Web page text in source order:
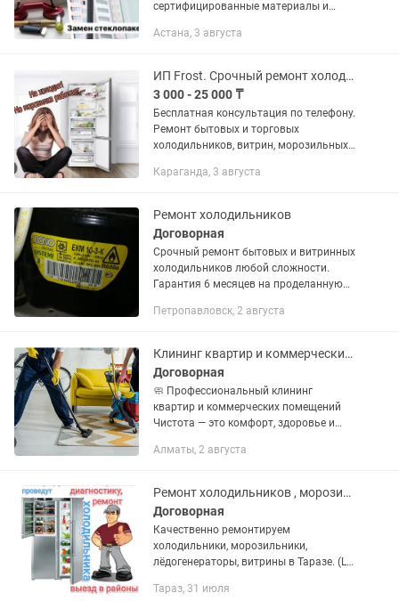
сертифицированные материалы и
герметичность, тепло- и
подход к каждому заказу •Сроки...
Астана, 3 августа
ИП Frost. Срочный ремонт холодильников любой сложности на дому. Гарантия.
3 000 - 25 000 ₸
Бесплатная консультация по телефону.
Ремонт бытовых и торговых
холодильников, витрин, морозильных
день подачи заявки. Быстро и
Караганда, 3 августа
Ремонт холодильников
Договорная
Срочный ремонт бытовых и витринных
холодильников любой сложности.
Гарантия 6 месяцев на проделанную
Петропавловск, 2 августа
Клининг квартир и коммерческих помещений
Договорная
🧼 Профессиональный клининг
квартир и коммерческих помещений
Чистота — это комфорт, здоровье и
на себя! ✅ Что убираем: • Квартиры и
Алматы, 2 августа
Ремонт холодильников , морозилок лёдогенераторов в Таразе
Договорная
Качественно ремонтируем
холодильники, морозильники,
лёдогенераторы, витрины в Таразе. (LG,
Nord, Xing, Pozis, Атлант, Vestel, Daewoo,
Тараз, 31 июля